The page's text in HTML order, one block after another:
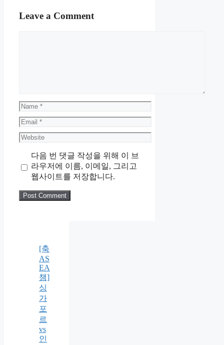
Leave a Comment
Name
Email
Website
다음 번 댓글 작성을 위해 이 브
라우저에 이름, 이메일, 그리고
웹사이트를 저장합니다.
[축
AS
EA
챔]
싱
가
포
르
vs
인